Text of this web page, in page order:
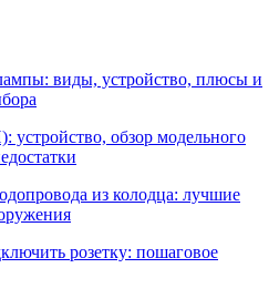
виды, устройство, плюсы и
обзор модельного
из колодца: лучшие
розетку: пошаговое